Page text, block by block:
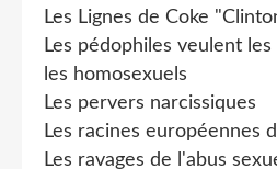
Les Lignes de Coke
Les pédophiles veulent
les homosexuels
Les pervers narcissiques
Les racines européennes
Les ravages de l'abus